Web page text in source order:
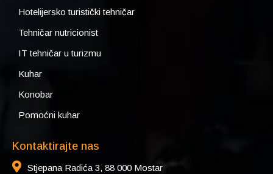
Hotelijersko turistički tehničar
Tehničar nutricionist
IT tehničar u turizmu
Kuhar
Konobar
Pomoćni kuhar
Kontaktirajte nas
Stjepana Radića 3, 88 000 Mostar